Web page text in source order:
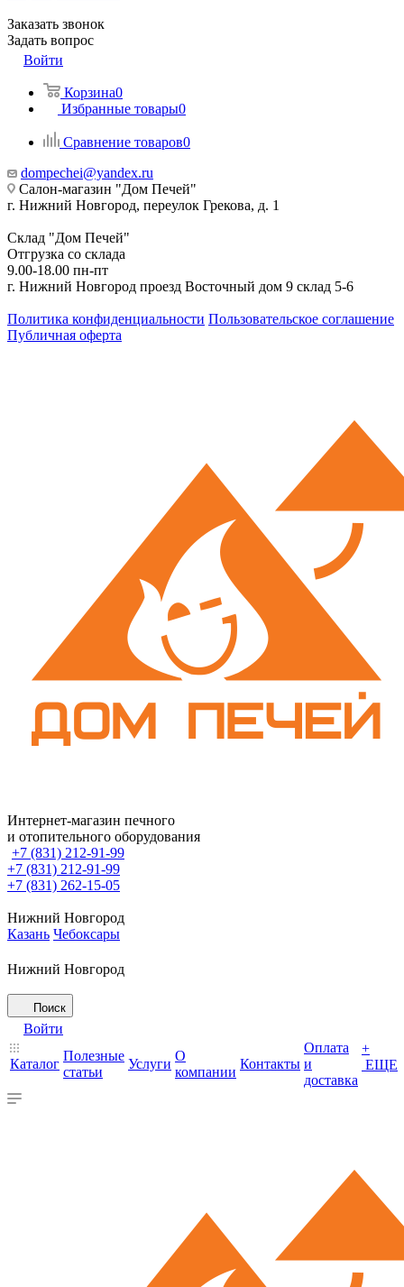
Заказать звонок
Задать вопрос
Войти
Корзина0
Избранные товары0
Сравнение товаров0
dompechei@yandex.ru
Салон-магазин "Дом Печей"
г. Нижний Новгород, переулок Грекова, д. 1
Склад "Дом Печей"
Отгрузка со склада
9.00-18.00 пн-пт
г. Нижний Новгород проезд Восточный дом 9 склад 5-6
Политика конфиденциальности Пользовательское соглашение
Публичная оферта
Интернет-магазин печного
и отопительного оборудования
+7 (831) 212-91-99
+7 (831) 212-91-99
+7 (831) 262-15-05
Нижний Новгород
Казань Чебоксары
Нижний Новгород
Поиск
Войти
Каталог
Полезные
статьи
Услуги
О
компании
Контакты
Оплата
и
доставка
+
ЕЩЕ